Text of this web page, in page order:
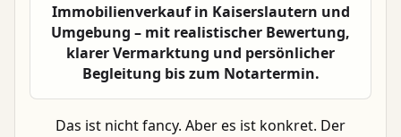
Immobilienverkauf in Kaiserslautern und
Umgebung – mit realistischer Bewertung,
klarer Vermarktung und persönlicher
Begleitung bis zum Notartermin.
Das ist nicht fancy. Aber es ist konkret. Der